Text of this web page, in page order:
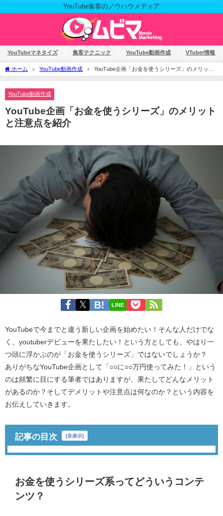
YouTube集客のノウハウメディア
YouTubeマネタイズ 集客テクニック YouTube動画作成 VTuber情報
ホーム YouTube動画作成
YouTube企画「お金を使うシリーズ」のメリット
と注意点を紹介
YouTube動画作成
YouTube企画「お金を使うシリーズ」のメリット
と注意点を紹介
LINE
YouTubeで今までと違う新しい企画を始めたい！そんな人だけでな
く、youtuberデビューを果たしたい！という方としても、やはり一
つ頭に浮かぶのが「お金を使うシリーズ」ではないでしょうか？
ありがちなYouTube企画として「○○に○○万円使ってみた！」という
のは頻繁に目にする筆者ではありますが、果たしてどんなメリット
があるのか？そしてデメリットや注意点は何なのか？という内容を
お伝えしていきます。
記事の目次 [非表示]
お金を使うシリーズ系ってどういうコンテ
ンツ？